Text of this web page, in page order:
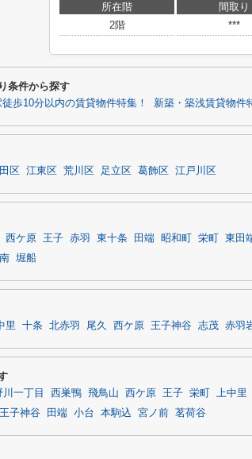
所在階 間取り
2階
***
条件から探す
徒歩10分以内の賃貸物件特集！ 新築・築浅賃貸物件
区 江東区 荒川区 足立区 葛飾区 江戸川区
西ケ原 王子 赤羽 東十条 田端 昭和町 栄町 東田
堀船
里 十条 北赤羽 尾久 西ケ原 王子神谷 志茂 赤羽
川一丁目 西巣鴨 飛鳥山 西ケ原 王子 栄町 上中里
王子神谷 田端 小台 本駒込 宮ノ前 茗荷谷